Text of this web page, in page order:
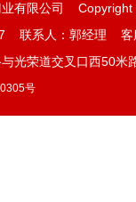
业有限公司 Copyright
联系人：郭经理
光荣道交叉口西50
号